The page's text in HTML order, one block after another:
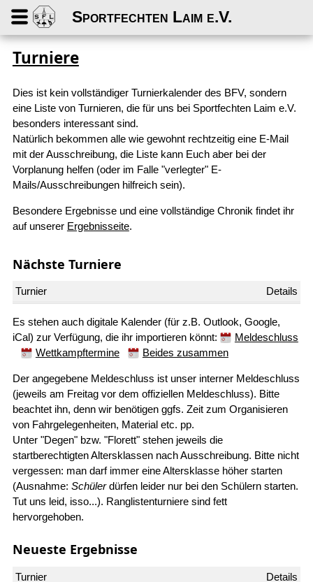
Sportfechten Laim e.V.
Turniere
Dies ist kein vollständiger Turnierkalender des BFV, sondern
eine Liste von Turnieren, die für uns bei Sportfechten Laim e.V.
besonders interessant sind.
Natürlich bekommen alle wie gewohnt rechtzeitig eine E-Mail
mit der Ausschreibung, die Liste kann Euch aber bei der
Vorplanung helfen (oder im Falle "verlegter" E-
Mails/Ausschreibungen hilfreich sein).
Besondere Ergebnisse und eine vollständige Chronik findet ihr
auf unserer Ergebnisseite.
Nächste Turniere
Es stehen auch digitale Kalender (für z.B. Outlook, Google,
iCal) zur Verfügung, die ihr importieren könnt:
Meldeschluss
Wettkampftermine
Beides zusammen
Der angegebene Meldeschluss ist unser interner Meldeschluss
(jeweils am Freitag vor dem offiziellen Meldeschluss). Bitte
beachtet ihn, denn wir benötigen ggfs. Zeit zum Organisieren
von Fahrgelegenheiten, Material etc. pp.
Unter "Degen" bzw. "Florett" stehen jeweils die
startberechtigten Altersklassen nach Ausschreibung. Bitte nicht
vergessen: man darf immer eine Altersklasse höher starten
(Ausnahme: Schülerdürfen leider nur bei den Schülern starten.
Tut uns leid, isso...). Ranglistenturniere sind fett
hervorgehoben.
Neueste Ergebnisse